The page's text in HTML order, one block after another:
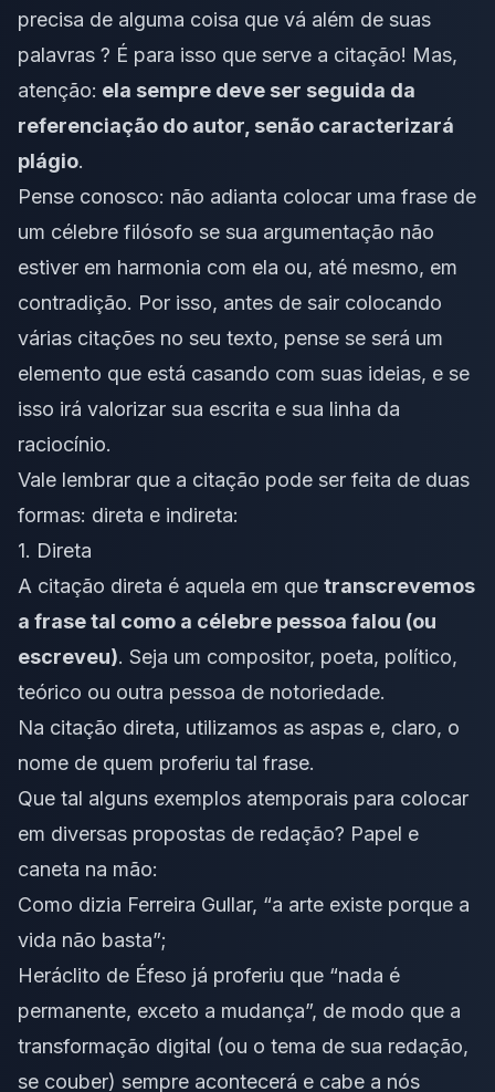
precisa de alguma coisa que vá além de suas
palavras ? É para isso que serve a citação! Mas,
atenção: ela sempre deve ser seguida da
referenciação do autor, senão caracterizará
plágio.
Pense conosco: não adianta colocar uma frase de
um célebre filósofo se sua argumentação não
estiver em harmonia com ela ou, até mesmo, em
contradição. Por isso, antes de sair colocando
várias citações no seu texto, pense se será um
elemento que está casando com suas ideias, e se
isso irá valorizar sua escrita e sua linha da
raciocínio.
Vale lembrar que a citação pode ser feita de duas
formas: direta e indireta:
1. Direta
A citação direta é aquela em que transcrevemos
a frase tal como a célebre pessoa falou (ou
escreveu). Seja um compositor, poeta, político,
teórico ou outra pessoa de notoriedade.
Na citação direta, utilizamos as aspas e, claro, o
nome de quem proferiu tal frase.
Que tal alguns exemplos atemporais para colocar
em diversas propostas de redação? Papel e
caneta na mão:
Como dizia Ferreira Gullar, “a arte existe porque a
vida não basta”;
Heráclito de Éfeso já proferiu que “nada é
permanente, exceto a mudança”, de modo que a
transformação digital (ou o tema de sua redação,
se couber) sempre acontecerá e cabe a nós